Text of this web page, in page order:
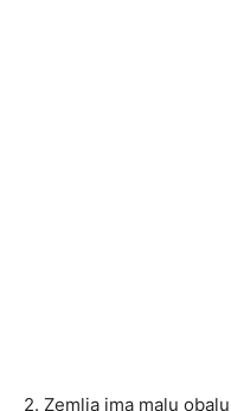
2. Zemlja ima malu